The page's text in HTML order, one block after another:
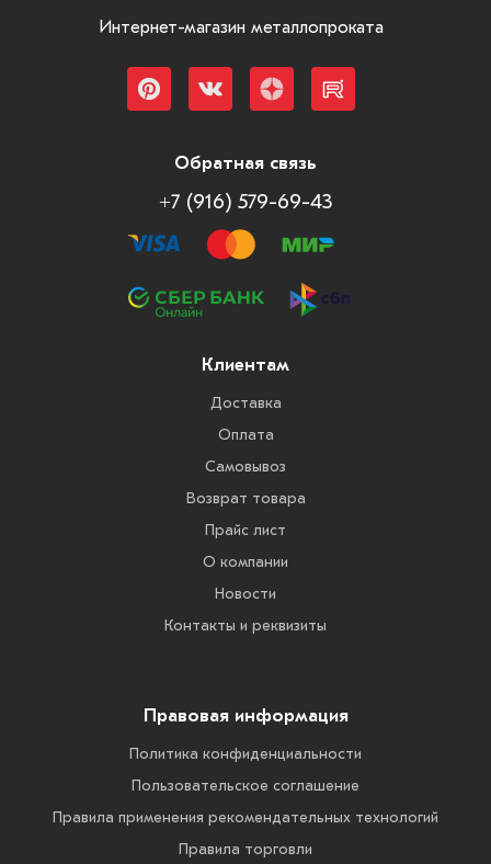
Интернет-магазин металлопроката
Обратная связь
+7 (916) 579-69-43
Клиентам
Доставка
Оплата
Самовывоз
Возврат товара
Прайс лист
О компании
Новости
Контакты и реквизиты
Правовая информация
Политика конфиденциальности
Пользовательское соглашение
Правила применения рекомендательных технологий
Правила торговли